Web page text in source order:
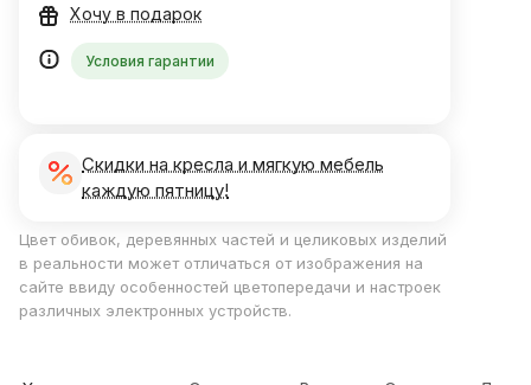
Хочу в подарок
Условия гарантии
Скидки на кресла и мягкую мебель
каждую пятницу!
Цвет обивок, деревянных частей и целиковых изделий
в реальности может отличаться от изображения на
сайте ввиду особенностей цветопередачи и настроек
различных электронных устройств.